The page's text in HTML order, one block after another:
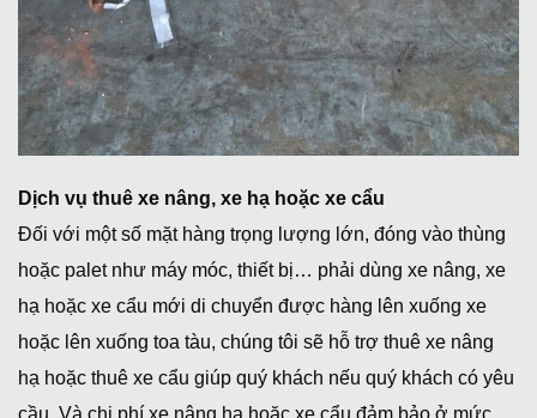
Dịch vụ thuê xe nâng, xe hạ hoặc xe cẩu
Đối với một số mặt hàng trọng lượng lớn, đóng vào thùng
hoặc palet như máy móc, thiết bị… phải dùng xe nâng, xe
hạ hoặc xe cẩu mới di chuyển được hàng lên xuống xe
hoặc lên xuống toa tàu, chúng tôi sẽ hỗ trợ thuê xe nâng
hạ hoặc thuê xe cẩu giúp quý khách nếu quý khách có yêu
cầu. Và chi phí xe nâng hạ hoặc xe cẩu đảm bảo ở mức